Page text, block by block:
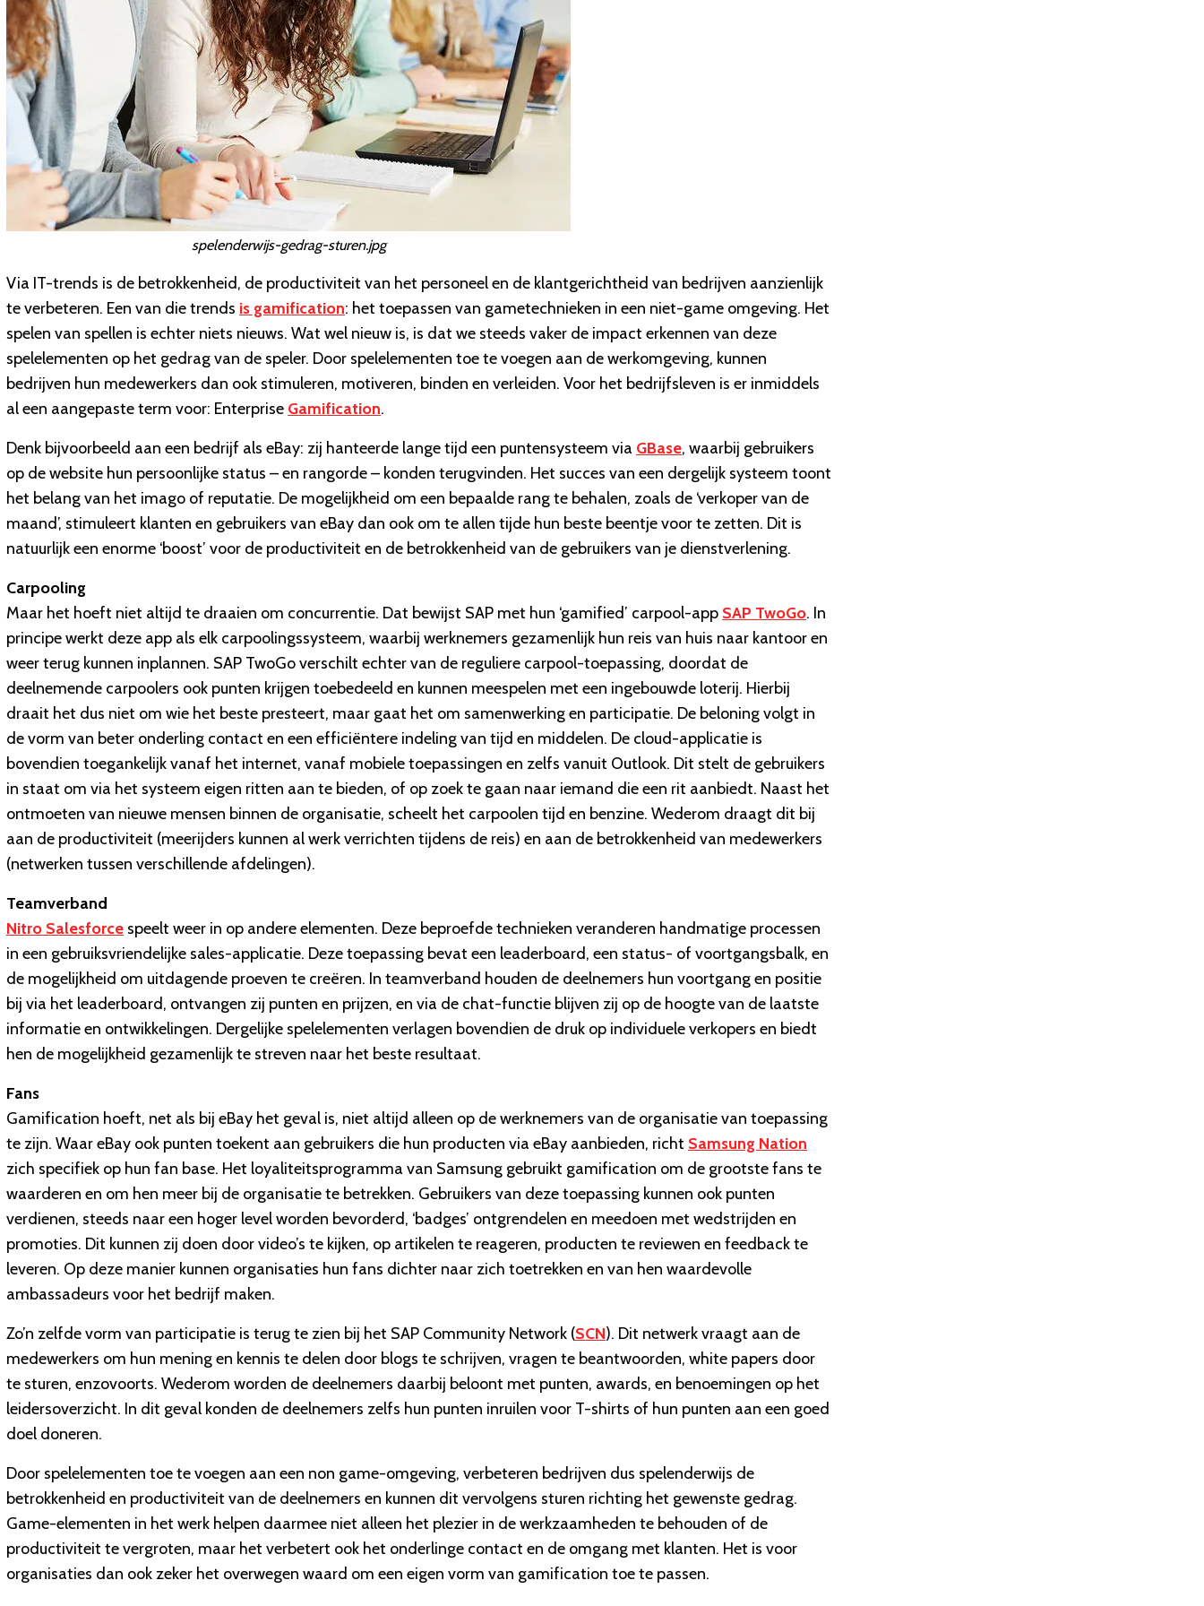
spelenderwijs-gedrag-sturen.jpg
Via IT-trends is de betrokkenheid, de productiviteit van het personeel en de klantgerichtheid van bedrijven aanzienlijk
te verbeteren. Een van die trends is gamification: het toepassen van gametechnieken in een niet-game omgeving. Het
spelen van spellen is echter niets nieuws. Wat wel nieuw is, is dat we steeds vaker de impact erkennen van deze
spelelementen op het gedrag van de speler. Door spelelementen toe te voegen aan de werkomgeving, kunnen
bedrijven hun medewerkers dan ook stimuleren, motiveren, binden en verleiden. Voor het bedrijfsleven is er inmiddels
al een aangepaste term voor: Enterprise Gamification.
Denk bijvoorbeeld aan een bedrijf als eBay: zij hanteerde lange tijd een puntensysteem via GBase, waarbij gebruikers
op de website hun persoonlijke status – en rangorde – konden terugvinden. Het succes van een dergelijk systeem toont
het belang van het imago of reputatie. De mogelijkheid om een bepaalde rang te behalen, zoals de ‘verkoper van de
maand’, stimuleert klanten en gebruikers van eBay dan ook om te allen tijde hun beste beentje voor te zetten. Dit is
natuurlijk een enorme ‘boost’ voor de productiviteit en de betrokkenheid van de gebruikers van je dienstverlening.
Carpooling
Maar het hoeft niet altijd te draaien om concurrentie. Dat bewijst SAP met hun ‘gamified’ carpool-app SAP TwoGo. In
principe werkt deze app als elk carpoolingssysteem, waarbij werknemers gezamenlijk hun reis van huis naar kantoor en
weer terug kunnen inplannen. SAP TwoGo verschilt echter van de reguliere carpool-toepassing, doordat de
deelnemende carpoolers ook punten krijgen toebedeeld en kunnen meespelen met een ingebouwde loterij. Hierbij
draait het dus niet om wie het beste presteert, maar gaat het om samenwerking en participatie. De beloning volgt in
de vorm van beter onderling contact en een efficiëntere indeling van tijd en middelen. De cloud-applicatie is
bovendien toegankelijk vanaf het internet, vanaf mobiele toepassingen en zelfs vanuit Outlook. Dit stelt de gebruikers
in staat om via het systeem eigen ritten aan te bieden, of op zoek te gaan naar iemand die een rit aanbiedt. Naast het
ontmoeten van nieuwe mensen binnen de organisatie, scheelt het carpoolen tijd en benzine. Wederom draagt dit bij
aan de productiviteit (meerijders kunnen al werk verrichten tijdens de reis) en aan de betrokkenheid van medewerkers
(netwerken tussen verschillende afdelingen).
Teamverband
Nitro Salesforce speelt weer in op andere elementen. Deze beproefde technieken veranderen handmatige processen
in een gebruiksvriendelijke sales-applicatie. Deze toepassing bevat een leaderboard, een status- of voortgangsbalk, en
de mogelijkheid om uitdagende proeven te creëren. In teamverband houden de deelnemers hun voortgang en positie
bij via het leaderboard, ontvangen zij punten en prijzen, en via de chat-functie blijven zij op de hoogte van de laatste
informatie en ontwikkelingen. Dergelijke spelelementen verlagen bovendien de druk op individuele verkopers en biedt
hen de mogelijkheid gezamenlijk te streven naar het beste resultaat.
Fans
Gamification hoeft, net als bij eBay het geval is, niet altijd alleen op de werknemers van de organisatie van toepassing
te zijn. Waar eBay ook punten toekent aan gebruikers die hun producten via eBay aanbieden, richt Samsung Nation
zich specifiek op hun fan base. Het loyaliteitsprogramma van Samsung gebruikt gamification om de grootste fans te
waarderen en om hen meer bij de organisatie te betrekken. Gebruikers van deze toepassing kunnen ook punten
verdienen, steeds naar een hoger level worden bevorderd, ‘badges’ ontgrendelen en meedoen met wedstrijden en
promoties. Dit kunnen zij doen door video’s te kijken, op artikelen te reageren, producten te reviewen en feedback te
leveren. Op deze manier kunnen organisaties hun fans dichter naar zich toetrekken en van hen waardevolle
ambassadeurs voor het bedrijf maken.
Zo’n zelfde vorm van participatie is terug te zien bij het SAP Community Network (SCN). Dit netwerk vraagt aan de
medewerkers om hun mening en kennis te delen door blogs te schrijven, vragen te beantwoorden, white papers door
te sturen, enzovoorts. Wederom worden de deelnemers daarbij beloont met punten, awards, en benoemingen op het
leidersoverzicht. In dit geval konden de deelnemers zelfs hun punten inruilen voor T-shirts of hun punten aan een goed
doel doneren.
Door spelelementen toe te voegen aan een non game-omgeving, verbeteren bedrijven dus spelenderwijs de
betrokkenheid en productiviteit van de deelnemers en kunnen dit vervolgens sturen richting het gewenste gedrag.
Game-elementen in het werk helpen daarmee niet alleen het plezier in de werkzaamheden te behouden of de
productiviteit te vergroten, maar het verbetert ook het onderlinge contact en de omgang met klanten. Het is voor
organisaties dan ook zeker het overwegen waard om een eigen vorm van gamification toe te passen.